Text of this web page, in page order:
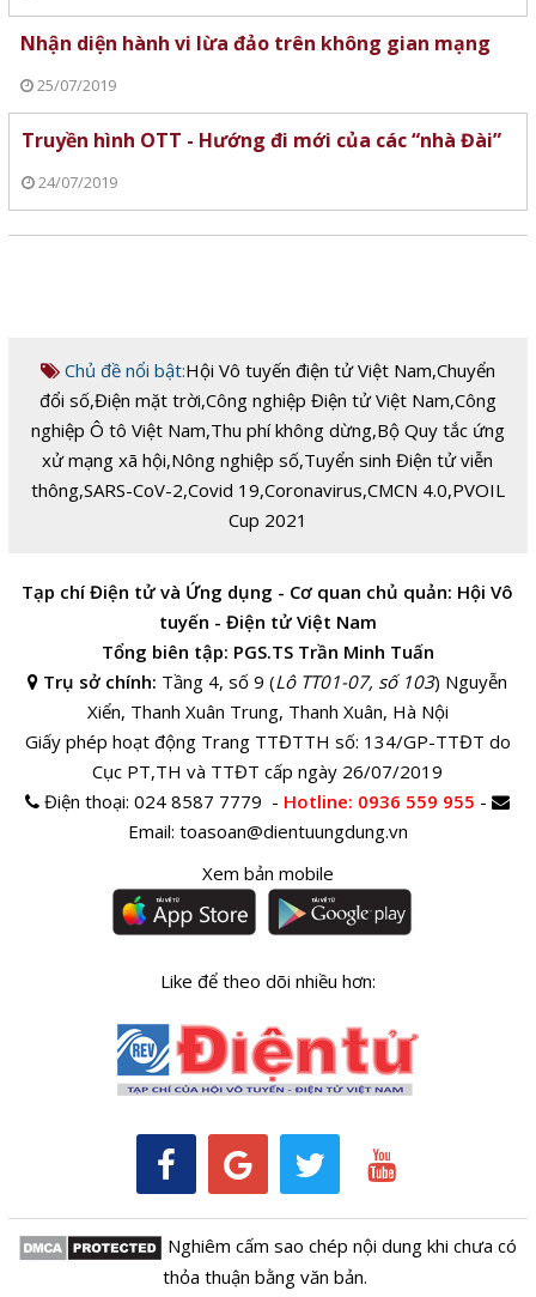
Nhận diện hành vi lừa đảo trên không gian mạng
25/07/2019
Truyền hình OTT - Hướng đi mới của các “nhà Đài”
24/07/2019
Chủ đề nổi bật:Hội Vô tuyến điện tử Việt Nam,Chuyển
đổi số,Điện mặt trời,Công nghiệp Điện tử Việt Nam,Công
nghiệp Ô tô Việt Nam,Thu phí không dừng,Bộ Quy tắc ứng
xử mạng xã hội,Nông nghiệp số,Tuyển sinh Điện tử viễn
thông,SARS-CoV-2,Covid 19,Coronavirus,CMCN 4.0,PVOIL
Cup 2021
Tạp chí Điện tử và Ứng dụng - Cơ quan chủ quản: Hội Vô
tuyến - Điện tử Việt Nam
Tổng biên tập: PGS.TS Trần Minh Tuấn
Trụ sở chính: Tầng 4, số 9 (Lô TT01-07, số 103) Nguyễn
Xiển, Thanh Xuân Trung, Thanh Xuân, Hà Nội
Giấy phép hoạt động Trang TTĐTTH số: 134/GP-TTĐT do
Cục PT,TH và TTĐT cấp ngày 26/07/2019
Điện thoại:024 8587 7779 - Hotline: 0936 559 955 -
Email: toasoan@dientuungdung.vn
Xem bản mobile
Like để theo dõi nhiều hơn:
Nghiêm cấm sao chép nội dung khi chưa có
thỏa thuận bằng văn bản.